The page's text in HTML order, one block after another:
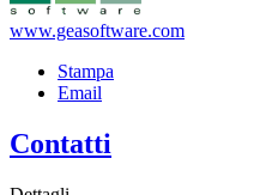
www.geasoftware.com
Stampa
Email
Contatti